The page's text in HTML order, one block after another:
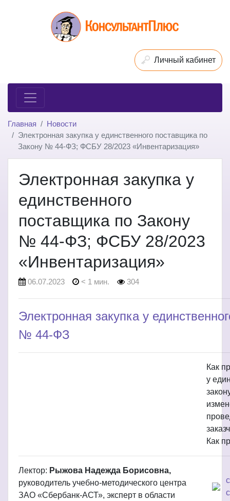
Личный кабинет
Главная
Новости
Электронная закупка у единственного поставщика по
Закону № 44-ФЗ; ФСБУ 28/2023 «Инвентаризация»
Электронная закупка у
единственного
поставщика по Закону
№ 44-ФЗ; ФСБУ 28/2023
«Инвентаризация»
06.07.2023 < 1 мин. 304
Электронная закупка у
№ 44-ФЗ
Как
у
Как
Лектор: Рыжова Надежда Борисовна,
руководитель учебно-методического центра
ЗАО «Сбербанк-АСТ», эксперт в области